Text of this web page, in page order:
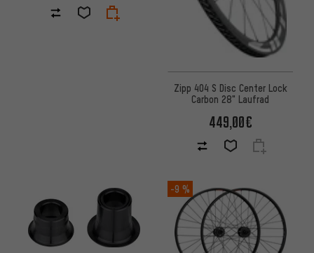
Zipp 404 S Disc Center Lock
Carbon 28" Laufrad
449,00€
-9 %